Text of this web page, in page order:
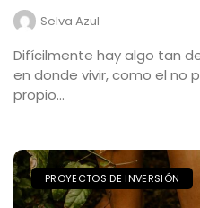
Selva Azul
Difícilmente hay algo tan
en donde vivir, como el no
propio...
PROYECTOS DE INVERSIÓN